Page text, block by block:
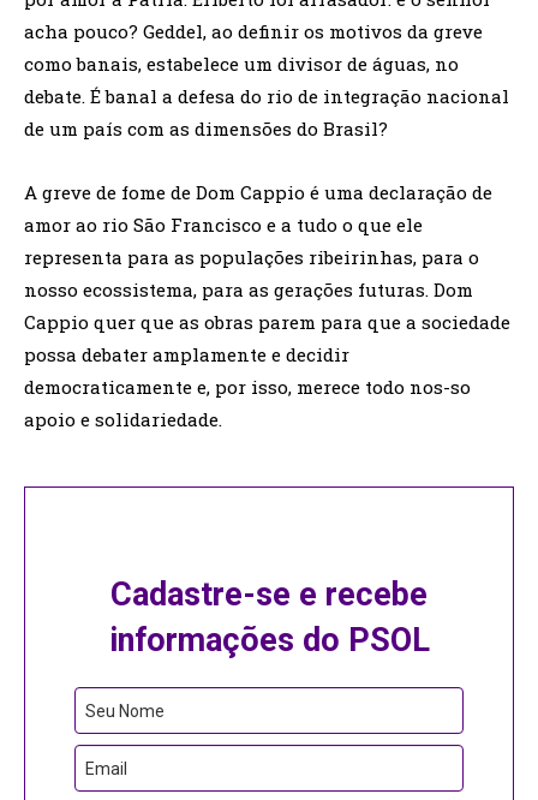
acha pouco? Geddel, ao definir os motivos da greve
como banais, estabelece um divisor de águas, no
debate. É banal a defesa do rio de integração nacional
de um país com as dimensões do Brasil?
A greve de fome de Dom Cappio é uma declaração de
amor ao rio São Francisco e a tudo o que ele
representa para as populações ribeirinhas, para o
nosso ecossistema, para as gerações futuras. Dom
Cappio quer que as obras parem para que a sociedade
possa debater amplamente e decidir
democraticamente e, por isso, merece todo nos-so
apoio e solidariedade.
Cadastre-se e recebe
informações do PSOL
Seu Nome
Email